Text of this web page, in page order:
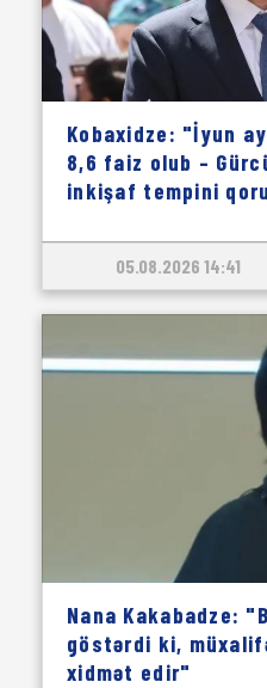
Kobaxidze: "İyun
8,6 faiz olub –
inkişaf tempini
05.08.2026 14:41
Nana Kakabadze:
göstərdi ki,
xidmət edir"